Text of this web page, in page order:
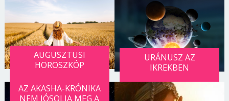
AUGUSZTUSI
HOROSZKÓP
URÁNUSZ AZ
IKREKBEN
AZ AKASHA-KRÓNIKA
NEM JÓSOLJA MEG A